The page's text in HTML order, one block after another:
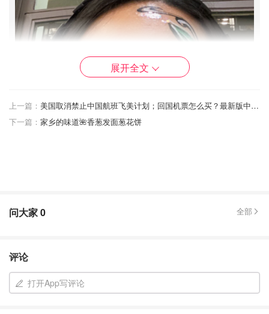
展开全文
上一篇：
美国取消禁止中国航班飞美计划；回国机票怎么买？最新版中美航班直飞&转机方案总结！
下一篇： 家乡的味道🌺香葱发面葱花饼
问大家0 全部
评论
打开App写评论